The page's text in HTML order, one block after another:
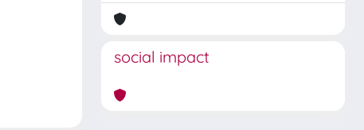
social impact